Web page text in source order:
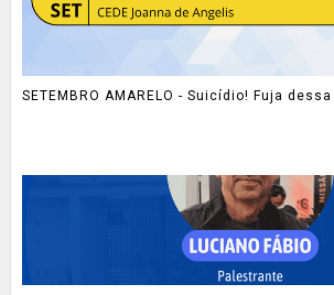
SETEMBRO AMARELO - Suicídio! Fuja